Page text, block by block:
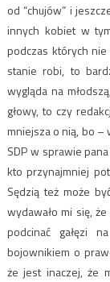
od “chujów” i
innych kobiet w
podczas których
stanie robi, to
wygląda na
głowy, to czy
mniejsza o nią, bo –
SDP w sprawie
kto przynajmniej
Sędzią też może
wydawało mi się,
podcinać gałęzi
bojownikiem o
że jest inaczej, że